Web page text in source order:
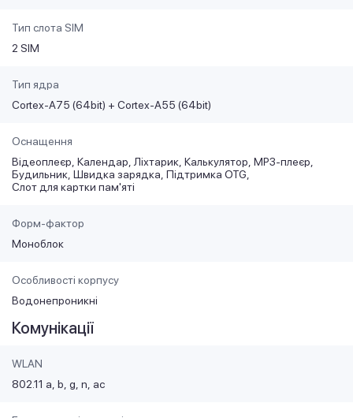
Тип слота SIM
2 SIM
Тип ядра
Cortex-A75 (64bit) + Cortex-A55 (64bit)
Оснащення
Відеоплеєр Календар Ліхтарик Калькулятор MP3-плеєр
Будильник Швидка зарядка Підтримка OTG
Слот для картки пам'яті
Форм-фактор
Моноблок
Особливості корпусу
Водонепроникні
Комунікації
WLAN
802.11 a b g n ac